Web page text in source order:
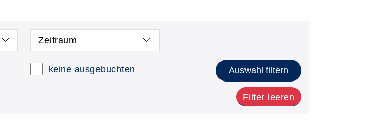
Zeitraum
keine ausgebuchten Auswahl filtern
Filter leeren